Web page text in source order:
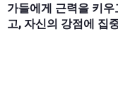
가들에게 근력을 키
고, 자신의 강점에 집